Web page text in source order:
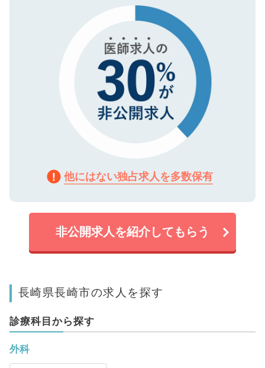
で、機密保持に関してもご安心ください。
他にはない独占求人を多数保有
非公開求人を紹介してもらう
長崎県長崎市の求人を探す
診療科目から探す
外科